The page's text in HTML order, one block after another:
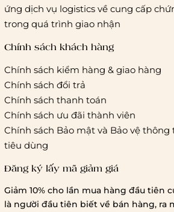
Hà Nội và các tỉnh thành khác:
Áp
cước của ĐVVC Vietelpost/
tác vận chuyển khác
Thời gian giao hàng
Hồ Chí Minh:
Hà Nội và các tỉnh thành khá
Lưu ý chung về chính sách vận
1 triệu đồng
ứng dịch vụ logistics về cung cấp
trong quá trình giao nhận
Chính sách khách hàng
Chính sách kiểm hàng & giao hàng
Chính sách đổi trả
Chính sách thanh toán
Chính sách ưu đãi thành viên
Chính sách Bảo mật và Bảo vệ
tiêu dùng
Đăng ký lấy mã giảm giá
Giảm 10% cho lần mua hàng đầu tiên
là người đầu tiên biết về bán hàng, ra